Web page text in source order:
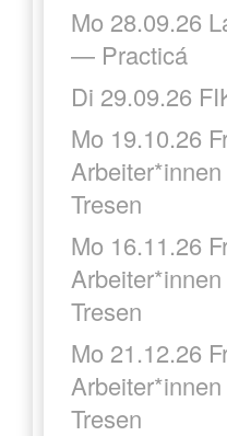
Mo 28.09.26
— Practicá
Di 29.09.26
Mo 19.10.26
Tresen
Mo 16.11.26
Tresen
Mo 21.12.26
Tresen